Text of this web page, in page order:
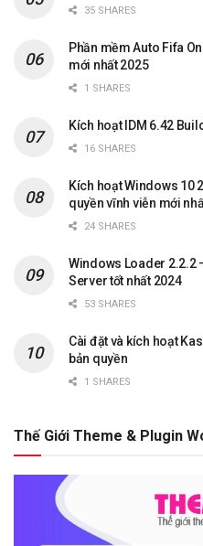
35 SHARES
Phần mềm Auto Fifa
mới nhất 2025
1 SHARES
Kích hoạt IDM 6.42
16 SHARES
Kích hoạt Windows 10
quyền vĩnh viễn mới
24 SHARES
Windows Loader 2.2.2
Server tốt nhất 2024
53 SHARES
Cài đặt và kích hoạt
bản quyền
1 SHARES
Thế Giới Theme & Plugin